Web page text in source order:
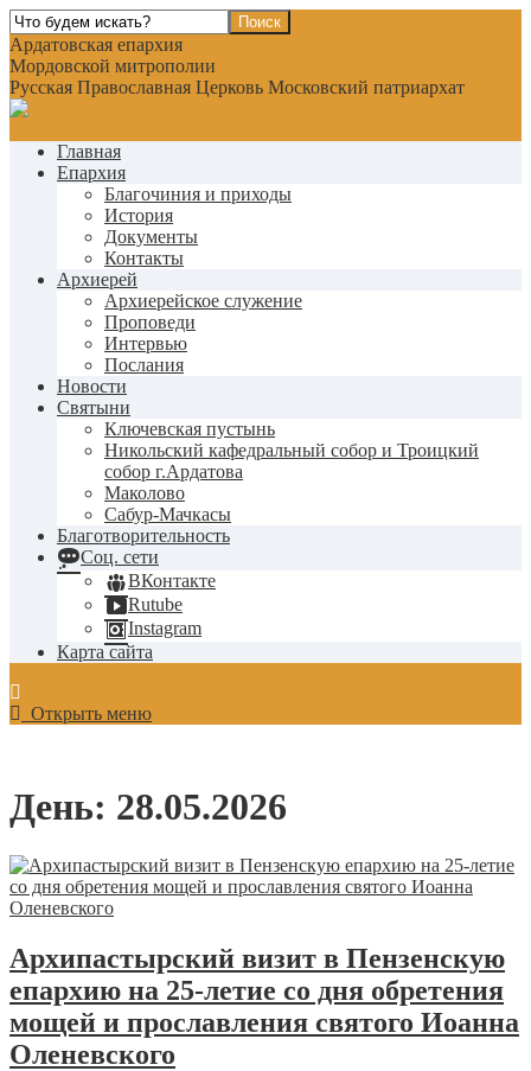
Ардатовская епархия
Мордовской митрополии
Русская Православная Церковь Московский патриархат
Главная
Епархия
Благочиния и приходы
История
Документы
Контакты
Архиерей
Архиерейское служение
Проповеди
Интервью
Послания
Новости
Святыни
Ключевская пустынь
Никольский кафедральный собор и Троицкий
собор г.Ардатова
Маколово
Сабур-Мачкасы
Благотворительность
Соц. сети
ВКонтакте
Rutube
Instagram
Карта сайта
Открыть меню
День: 28.05.2026
Архипастырский визит в Пензенскую
епархию на 25-летие со дня обретения
мощей и прославления святого Иоанна
Оленевского